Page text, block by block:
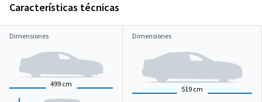
Características técnicas
Dimensiones
499 cm
Dimensiones
519 cm